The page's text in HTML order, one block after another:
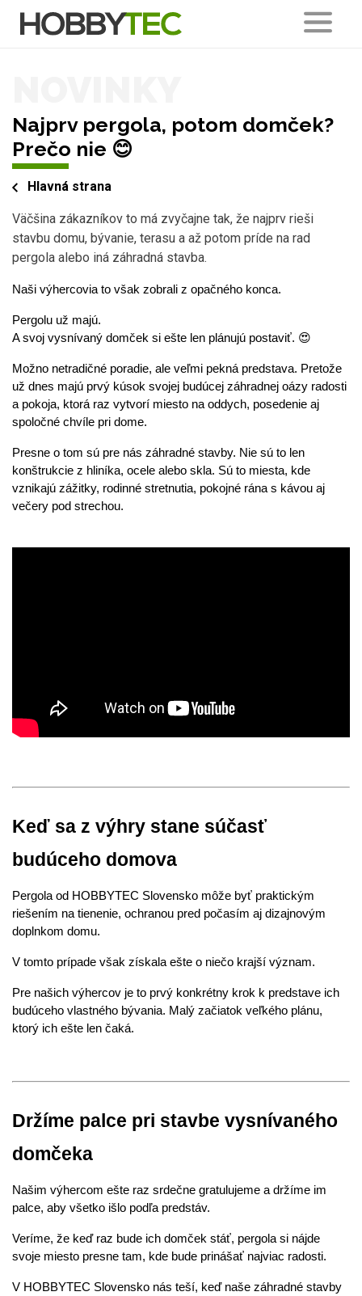
Najprv pergola, potom domček?
Prečo nie 😊
Hlavná strana
Väčšina zákazníkov to má zvyčajne tak, že najprv rieši
stavbu domu, bývanie, terasu a až potom príde na rad
pergola alebo iná záhradná stavba.
Naši výhercovia to však zobrali z opačného konca.
Pergolu už majú.
A svoj vysnívaný domček si ešte len plánujú postaviť. 😍
Možno netradičné poradie, ale veľmi pekná predstava. Pretože
už dnes majú prvý kúsok svojej budúcej záhradnej oázy radosti
a pokoja, ktorá raz vytvorí miesto na oddych, posedenie aj
spoločné chvíle pri dome.
Presne o tom sú pre nás záhradné stavby. Nie sú to len
konštrukcie z hliníka, ocele alebo skla. Sú to miesta, kde
vznikajú zážitky, rodinné stretnutia, pokojné rána s kávou aj
večery pod strechou.
Keď sa z výhry stane súčasť
budúceho domova
Pergola od HOBBYTEC Slovensko môže byť praktickým
riešením na tienenie, ochranou pred počasím aj dizajnovým
doplnkom domu.
V tomto prípade však získala ešte o niečo krajší význam.
Pre našich výhercov je to prvý konkrétny krok k predstave ich
budúceho vlastného bývania. Malý začiatok veľkého plánu,
ktorý ich ešte len čaká.
Držíme palce pri stavbe vysnívaného
domčeka
Našim výhercom ešte raz srdečne gratulujeme a držíme im
palce, aby všetko išlo podľa predstáv.
Veríme, že keď raz bude ich domček stáť, pergola si nájde
svoje miesto presne tam, kde bude prinášať najviac radosti.
V HOBBYTEC Slovensko nás teší, keď naše záhradné stavby